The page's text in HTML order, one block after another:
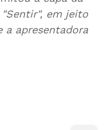
em jeito
a apresentadora